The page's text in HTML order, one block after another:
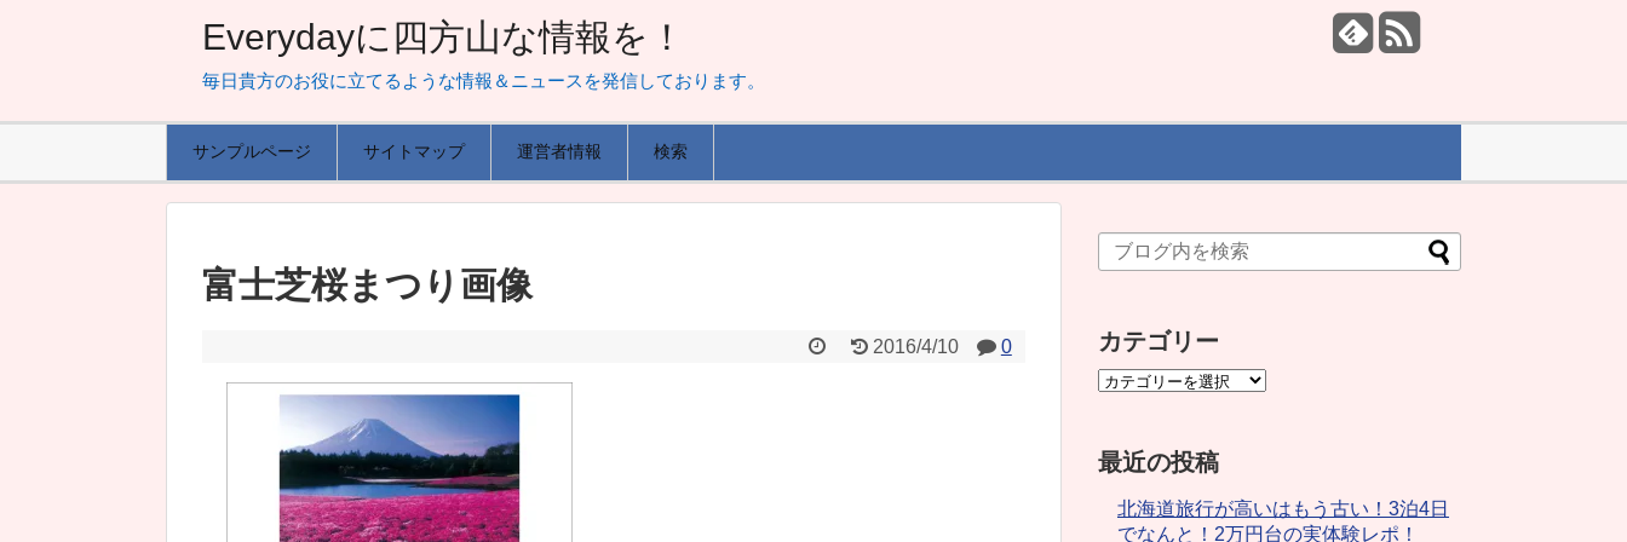
Everydayに四方山な情報を！
毎日貴方のお役に立てるような情報＆ニュースを発信しております。
サンプルページ サイトマップ 運営者情報 検索
富士芝桜まつり画像
2016/4/10 0 カテゴリー
最近の投稿
北海道旅行が高いはもう古い！3泊4日
でなんと！2万円台の実体験レポ！